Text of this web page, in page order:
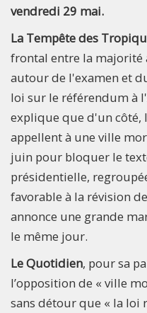
vendredi 29 mai.
La Tempête des
frontal entre la
autour de l'examen et
loi sur le référendum à
explique que d'un côté,
appellent à une ville
juin pour bloquer le
présidentielle,
favorable à la révision
annonce une grande
le même jour.
Le Quotidien, pour sa
l’opposition de « ville
sans détour que « la loi